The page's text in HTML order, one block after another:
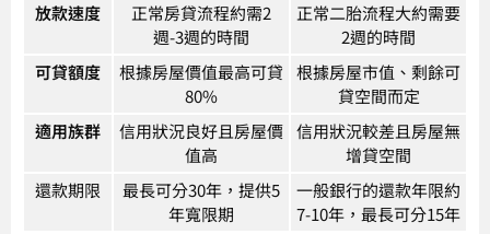
放款速度
正常房貸流程約需2
週-3週的時間
正常二胎流程大約需要
2週的時間
可貸額度
根據房屋價值最高可貸
80%
根據房屋市值、剩餘可
貸空間而定
適用族群
信用狀況良好且房屋價
值高
信用狀況較差且房屋無
增貸空間
還款期限
最長可分30年，提供5
年寬限期
一般銀行的還款年限約
7-10年，最長可分15年